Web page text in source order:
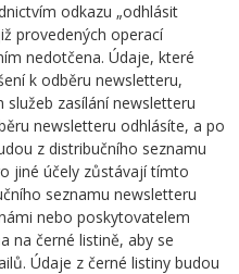
odkazu „odhlásit
provedených operací
nedotčena. Údaje, které
k odběru newsletteru,
zasílání newsletteru
newsletteru odhlásíte, a po
z distribučního seznamu
jiné účely zůstávají tímto
seznamu newsletteru
nebo poskytovatelem
na černé listině, aby se
Údaje z černé listiny budou